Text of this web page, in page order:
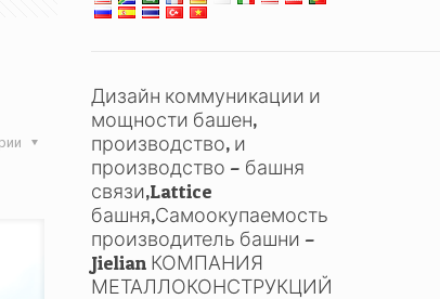
Дизайн коммуникации и
мощности башен,
производство, и
производство – башня
связи,Lattice
башня,Самоокупаемость
производитель башни –
Jielian КОМПАНИЯ
МЕТАЛЛОКОНСТРУКЦИЙ